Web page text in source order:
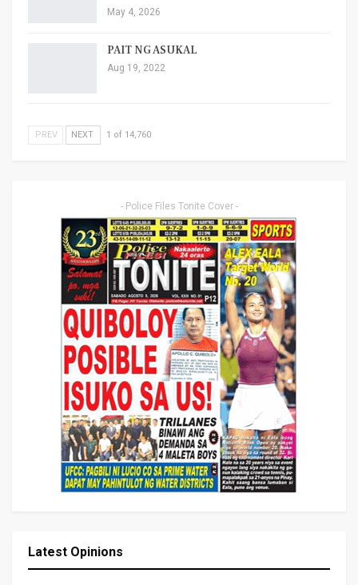
May 4, 2026
PAIT NG ASUKAL
Aug 19, 2022
PREV NEXT 1 of 14,760
- Police Files Tonite Cover -
Latest Opinions